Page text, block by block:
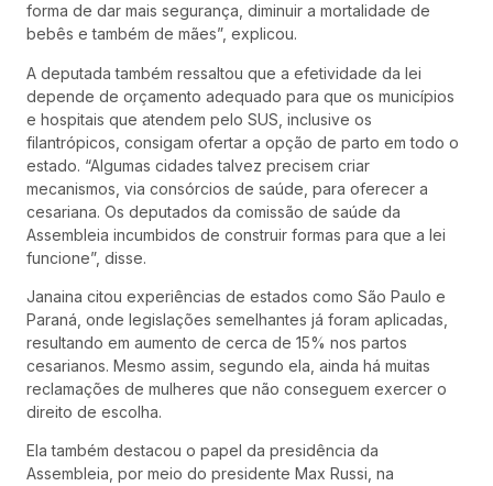
forma de dar mais segurança, diminuir a mortalidade de
bebês e também de mães”, explicou.
A deputada também ressaltou que a efetividade da lei
depende de orçamento adequado para que os municípios
e hospitais que atendem pelo SUS, inclusive os
filantrópicos, consigam ofertar a opção de parto em todo o
estado. “Algumas cidades talvez precisem criar
mecanismos, via consórcios de saúde, para oferecer a
cesariana. Os deputados da comissão de saúde da
Assembleia incumbidos de construir formas para que a lei
funcione”, disse.
Janaina citou experiências de estados como São Paulo e
Paraná, onde legislações semelhantes já foram aplicadas,
resultando em aumento de cerca de 15% nos partos
cesarianos. Mesmo assim, segundo ela, ainda há muitas
reclamações de mulheres que não conseguem exercer o
direito de escolha.
Ela também destacou o papel da presidência da
Assembleia, por meio do presidente Max Russi, na